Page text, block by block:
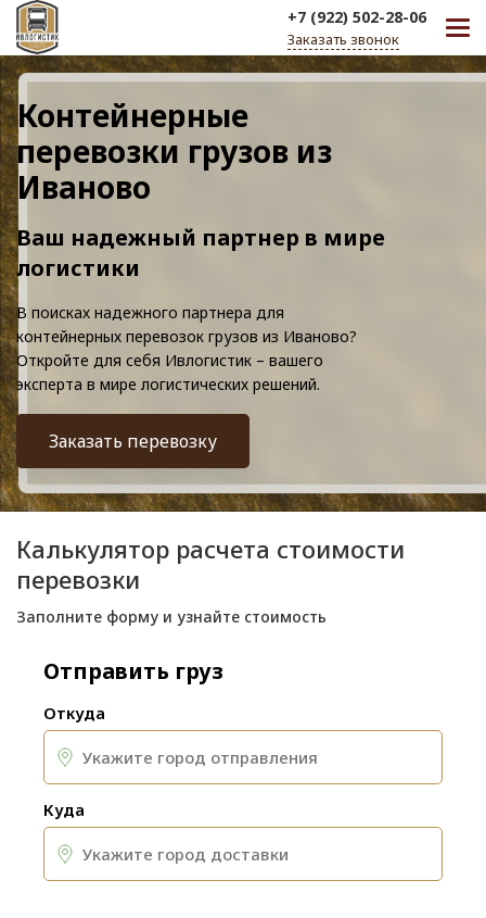
+7 (922) 502-28-06
Заказать звонок
Контейнерные
перевозки грузов из
Иваново
Ваш надежный партнер в мире
логистики
В поисках надежного партнера для
контейнерных перевозок грузов из Иваново?
Откройте для себя Ивлогистик – вашего
эксперта в мире логистических решений.
Заказать перевозку
Калькулятор расчета стоимости
перевозки
Заполните форму и узнайте стоимость
Отправить груз
Откуда
Куда